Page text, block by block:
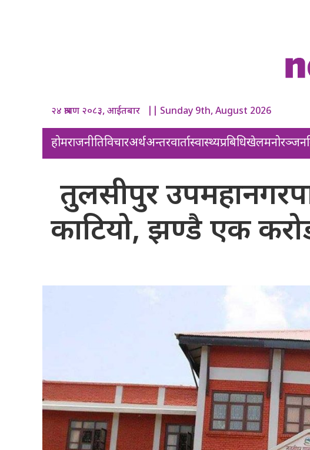
२४ श्रावण २०८३, आईतबार || Sunday 9th, August 2026
होमराजनीतिविचारअर्थअन्तरवार्तास्वास्थ्यप्रबिधिखेलमनोरञ्जन
तुलसीपुर
काटियो, झण्डै एक